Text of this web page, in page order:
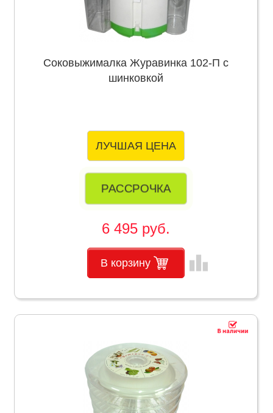
Соковыжималка Журавинка 102-П с
шинковкой
ЛУЧШАЯ ЦЕНА
РАССРОЧКА
6 495 руб.
В корзину leaderboard